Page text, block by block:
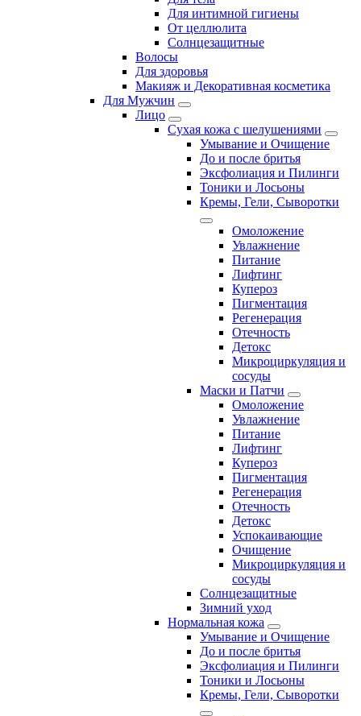
Для интимной гигиены
От целлюлита
Солнцезащитные
Волосы
Для здоровья
Макияж и Декоративная косметика
Для Мужчин
Лицо
Сухая кожа с шелушениями
Умывание и Очищение
До и после бритья
Эксфолиация и Пилинги
Тоники и Лосьоны
Кремы, Гели, Сыворотки
Омоложение
Увлажнение
Питание
Лифтинг
Купероз
Пигментация
Регенерация
Отечность
Детокс
Микроциркуляция и
сосуды
Маски и Патчи
Омоложение
Увлажнение
Питание
Лифтинг
Купероз
Пигментация
Регенерация
Отечность
Детокс
Успокаивающие
Очищение
Микроциркуляция и
сосуды
Солнцезащитные
Зимний уход
Нормальная кожа
Умывание и Очищение
До и после бритья
Эксфолиация и Пилинги
Тоники и Лосьоны
Кремы, Гели, Сыворотки